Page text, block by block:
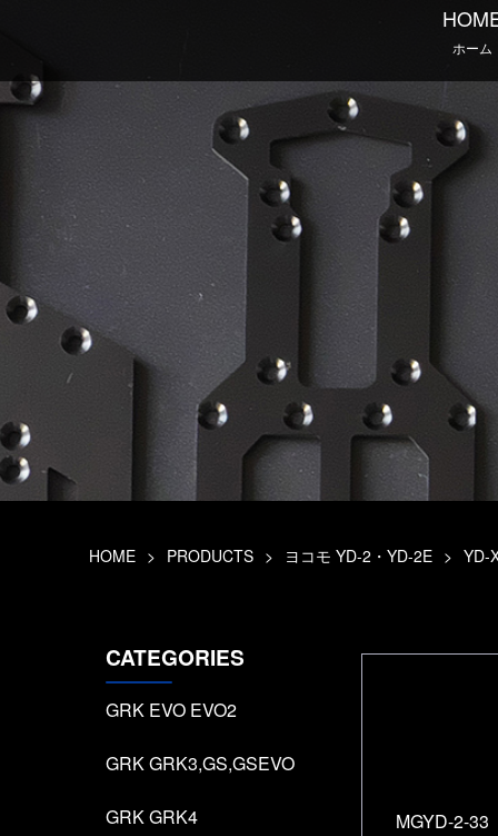
ホーム
HOME > PRODUCTS > ヨコモ YD-2・YD-2E > YD-
CATEGORIES
GRK EVO EVO2
GRK GRK3,GS,GSEVO
GRK GRK4 MGYD-2-33